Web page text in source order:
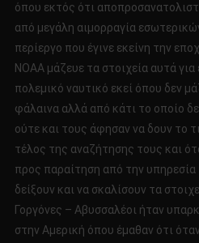
όπου εκτός ότι
από μεγάλη αιμορραγία
περίεργο που έγινε εκείνη την
ΝΟΑΑ μάζευε τα στοιχεία αυτά για
πολεμικό ναυτικό εκεί όπου δεν
φάλαινα αλλά από κάτι το οποίο
ούτε και τους άφησαν να δουν το
τέλος της αναζήτησης τους και
προς παραίτηση από την
δείξουν και να σκαλίσουν τα
Γοργόνες – Αβυσσαλέοι ήταν
στην Αμερική όπου έμαθαν ότι